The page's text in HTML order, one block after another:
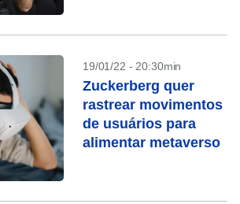
19/01/22 - 20:30min
Zuckerberg quer
rastrear movimentos
de usuários para
alimentar metaverso